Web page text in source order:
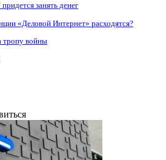
занять денег
«Деловой Интернет» расходятся?
тропу войны